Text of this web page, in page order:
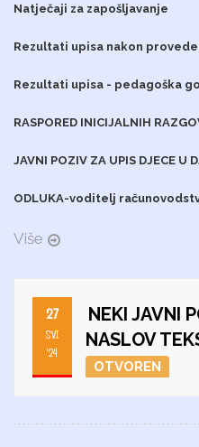
Natječaji za zapošljavanje
Rezultati upisa nakon
Rezultati upisa - pedagoška
RASPORED INICIJALNIH
JAVNI POZIV ZA UPIS DJECE U
ODLUKA-voditelj
Više
27
SVI
'24
NEKI JAVNI
NASLOV
OTVOREN